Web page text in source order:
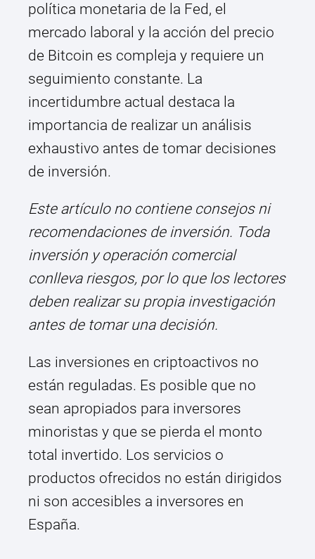
política monetaria de la Fed, el
mercado laboral y la acción del precio
de Bitcoin es compleja y requiere un
seguimiento constante. La
incertidumbre actual destaca la
importancia de realizar un análisis
exhaustivo antes de tomar decisiones
de inversión.
Este artículo no contiene consejos ni
recomendaciones de inversión. Toda
inversión y operación comercial
conlleva riesgos, por lo que los lectores
deben realizar su propia investigación
antes de tomar una decisión.
Las inversiones en criptoactivos no
están reguladas. Es posible que no
sean apropiados para inversores
minoristas y que se pierda el monto
total invertido. Los servicios o
productos ofrecidos no están dirigidos
ni son accesibles a inversores en
España.